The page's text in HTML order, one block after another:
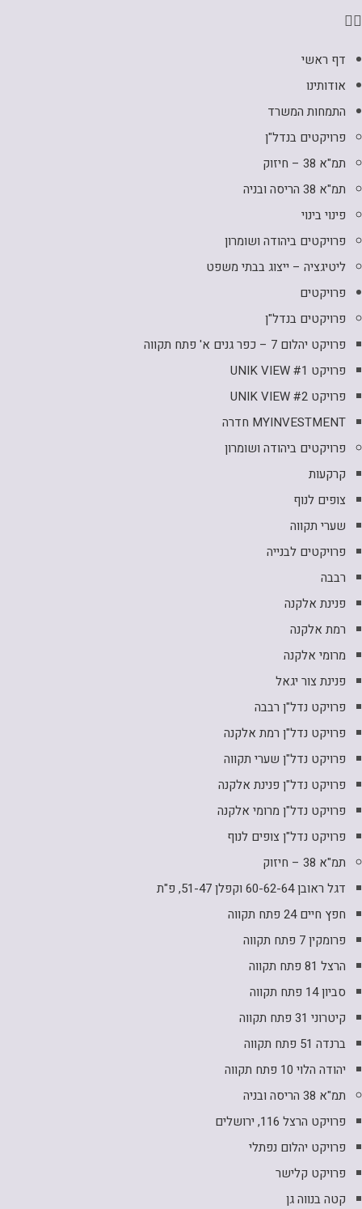
דף ראשי
אודותינו
התמחות המשרד
פרויקטים בנדל"ן
תמ"א 38 – חיזוק
תמ"א 38 הריסה ובניה
פינוי בינוי
פרויקטים ביהודה ושומרון
ליטיגציה – ייצוג בבתי משפט
פרויקטים
פרויקטים בנדל"ן
פרויקט יהלום 7 – כפר גנים א' פתח תקווה
פרויקט UNIK VIEW #1
פרויקט UNIK VIEW #2
MYINVESTMENT חדרה
פרויקטים ביהודה ושומרון
קרקעות
צופים לנוף
שערי תקווה
פרויקטים לבנייה
רבבה
פנינת אלקנה
רמת אלקנה
מרומי אלקנה
פנינת צור יגאל
פרויקט נדל"ן רבבה
פרויקט נדל"ן רמת אלקנה
פרויקט נדל"ן שערי תקווה
פרויקט נדל"ן פנינת אלקנה
פרויקט נדל"ן מרומי אלקנה
פרויקט נדל"ן צופים לנוף
תמ"א 38 – חיזוק
דגל ראובן 60-62-64 וקפלן 51-47, פ"ת
חפץ חיים 24 פתח תקווה
פרומקין 7 פתח תקווה
הרצל 81 פתח תקווה
סביון 14 פתח תקווה
קיטרוני 31 פתח תקווה
ברנדה 51 פתח תקווה
יהודה הלוי 10 פתח תקווה
תמ"א 38 הריסה ובניה
פרויקט הרצל 116, ירושלים
פרויקט יהלום נפתלי
פרויקט קלישר
קטה בנווה גן